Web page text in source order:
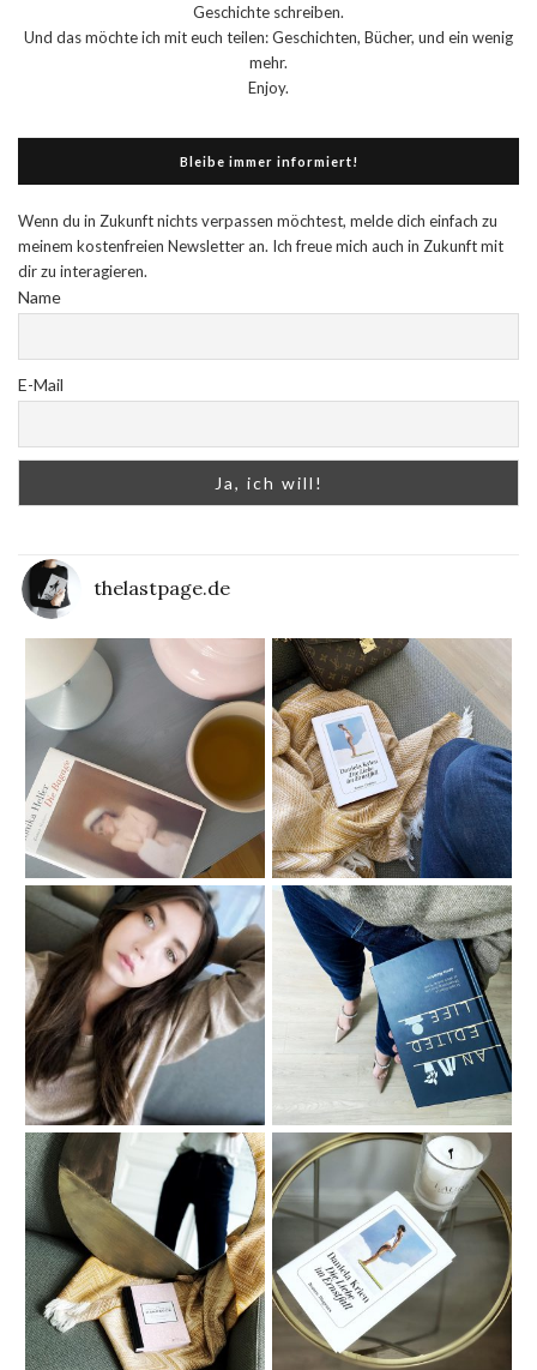
Geschichte schreiben.
Und das möchte ich mit euch teilen: Geschichten, Bücher, und ein wenig
mehr.
Enjoy.
Bleibe immer informiert!
Wenn du in Zukunft nichts verpassen möchtest, melde dich einfach zu
meinem kostenfreien Newsletter an. Ich freue mich auch in Zukunft mit
dir zu interagieren.
Name
E-Mail
thelastpage.de